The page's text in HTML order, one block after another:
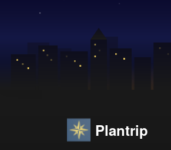
Plantrip